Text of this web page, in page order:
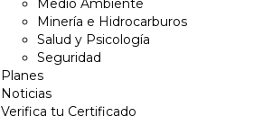
Medio Ambiente
Minería e Hidrocarburos
Salud y Psicología
Seguridad
Planes
Noticias
Verifica tu Certificado